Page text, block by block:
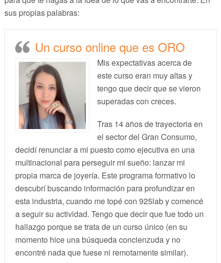
sus propias palabras:
Un curso online que es ORO
Mis expectativas acerca de
este curso eran muy altas y
tengo que decir que se vieron
superadas con creces.
Tras 14 años de trayectoria en
el sector del Gran Consumo,
decidí renunciar a mi puesto como ejecutiva en una
multinacional para perseguir mi sueño: lanzar mi
propia marca de joyería. Este programa formativo lo
descubrí buscando información para profundizar en
esta industria, cuando me topé con 925lab y comencé
a seguir su actividad. Tengo que decir que fue todo un
hallazgo porque se trata de un curso único (en su
momento hice una búsqueda concienzuda y no
encontré nada que fuese ni remotamente similar).